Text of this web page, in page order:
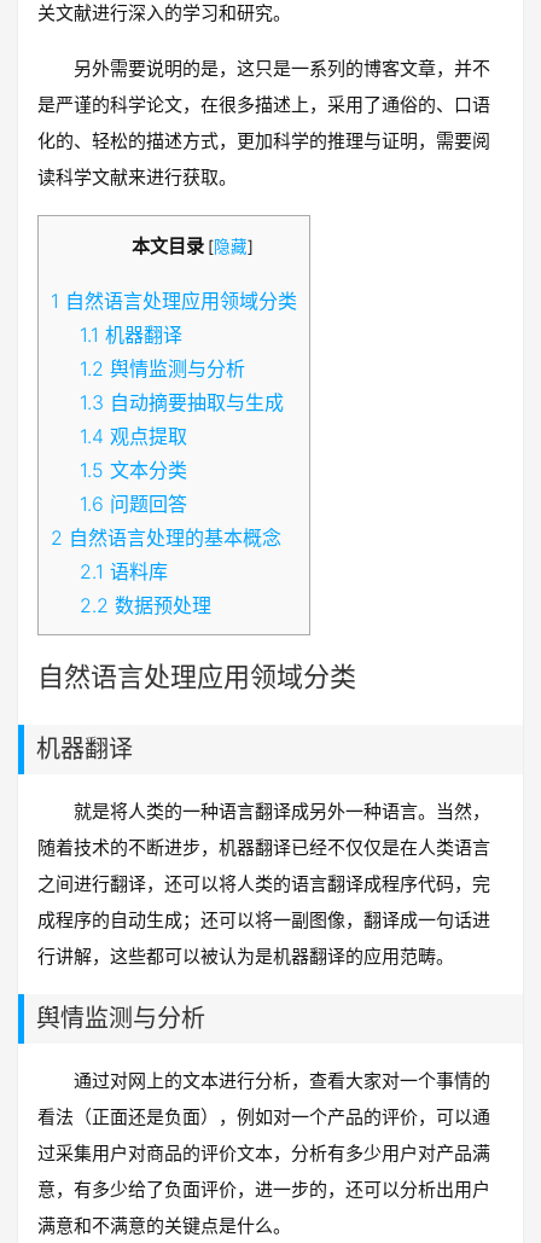
关文献进行深入的学习和研究。
另外需要说明的是，这只是一系列的博客文章，并不
是严谨的科学论文，在很多描述上，采用了通俗的、口语
化的、轻松的描述方式，更加科学的推理与证明，需要阅
读科学文献来进行获取。
本文目录 [隐藏]
1 自然语言处理应用领域分类
1.1 机器翻译
1.2 舆情监测与分析
1.3 自动摘要抽取与生成
1.4 观点提取
1.5 文本分类
1.6 问题回答
2 自然语言处理的基本概念
2.1 语料库
2.2 数据预处理
自然语言处理应用领域分类
机器翻译
就是将人类的一种语言翻译成另外一种语言。当然，
随着技术的不断进步，机器翻译已经不仅仅是在人类语言
之间进行翻译，还可以将人类的语言翻译成程序代码，完
成程序的自动生成；还可以将一副图像，翻译成一句话进
行讲解，这些都可以被认为是机器翻译的应用范畴。
舆情监测与分析
通过对网上的文本进行分析，查看大家对一个事情的
看法（正面还是负面），例如对一个产品的评价，可以通
过采集用户对商品的评价文本，分析有多少用户对产品满
意，有多少给了负面评价，进一步的，还可以分析出用户
满意和不满意的关键点是什么。